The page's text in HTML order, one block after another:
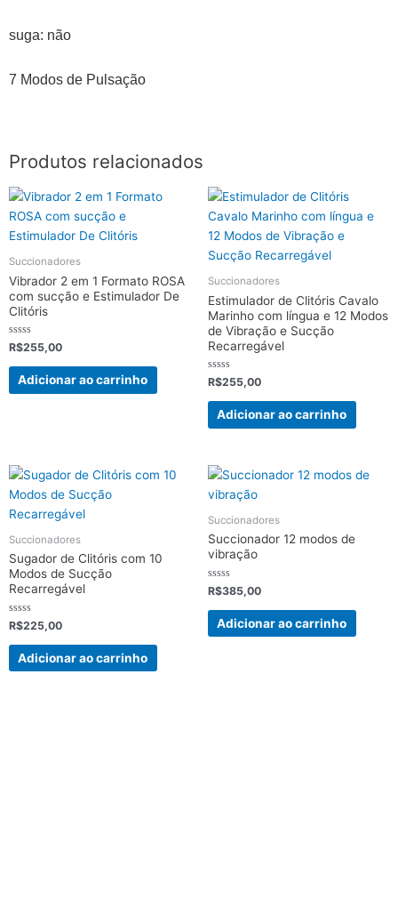
suga: não
7 Modos de Pulsação
Produtos relacionados
Succionadores
Vibrador 2 em 1 Formato ROSA
com sucção e Estimulador De
Clitóris
Avaliação
0
de
R$255,00
Adicionar ao carrinho
Succionadores
Estimulador de Clitóris Cavalo
Marinho com língua e 12 Modos
de Vibração e Sucção
Recarregável
Avaliação
0
de
R$255,00
Adicionar ao carrinho
Succionadores
Sugador de Clitóris com 10
Modos de Sucção
Recarregável
Avaliação
0
de
R$225,00
Adicionar ao carrinho
Succionadores
Succionador 12 modos de
vibração
Avaliação
0
de
R$385,00
Adicionar ao carrinho